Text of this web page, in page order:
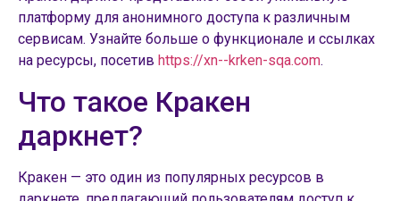
платформу для анонимного доступа к различным
сервисам. Узнайте больше о функционале и ссылках
на ресурсы, посетив https://xn--krken-sqa.com.
Что такое Кракен
даркнет?
Кракен — это один из популярных ресурсов в